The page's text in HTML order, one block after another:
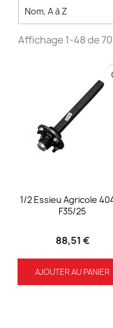
Nom, A à Z
Affichage 1-48 de
1/2 Essieu Agricole
F35/25
88,51 €
AJOUTER AU PANIER